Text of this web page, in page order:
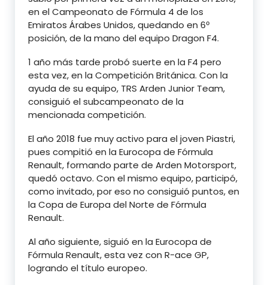
en el Campeonato de Fórmula 4 de los
Emiratos Árabes Unidos, quedando en 6º
posición, de la mano del equipo Dragon F4.
1 año más tarde probó suerte en la F4 pero
esta vez, en la Competición Británica. Con la
ayuda de su equipo, TRS Arden Junior Team,
consiguió el subcampeonato de la
mencionada competición.
El año 2018 fue muy activo para el joven Piastri,
pues compitió en la Eurocopa de Fórmula
Renault, formando parte de Arden Motorsport,
quedó octavo. Con el mismo equipo, participó,
como invitado, por eso no consiguió puntos, en
la Copa de Europa del Norte de Fórmula
Renault.
Al año siguiente, siguió en la Eurocopa de
Fórmula Renault, esta vez con R-ace GP,
logrando el título europeo.